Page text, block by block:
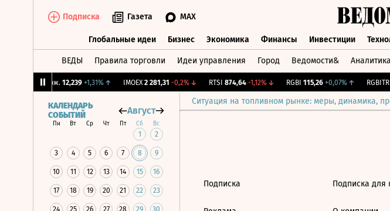
Подписка Газета MAX
Глобальные идеи Бизнес Экономика Финансы Инвестиции
ВЕДЫ Правила торговли Идеи управления Город Ведомости& Аналитика
CNY Бирж. 12,239 +1,31%↑ IMOEX 2 281,31 -0,2%↓ RTSI 874,64 -1,12%↓ RGBI 115,26 +0,07%↑ RGBITR
Ситуация на топливном рынке: меры, динамика,
КАЛЕНДАРЬ
СОБЫТИЙ
Август
Пн Вт Ср Чт Пт Сб Вс
1 2
3 4 5 6 7 8 9
10 11 12 13 14 15 16
17 18 19 20 21 22 23
24 25 26 27 28 29 30
Подписка Подписка для